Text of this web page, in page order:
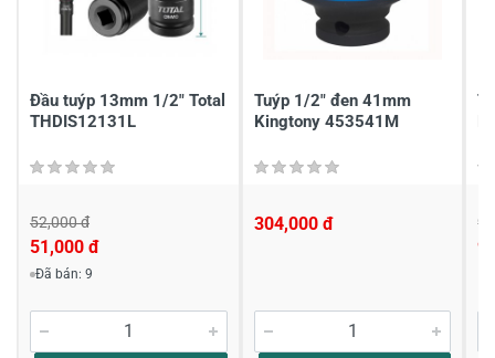
Chia sẻ nhận xét về sản phẩm
Viết nhận xét về sản phẩm
Đánh giá sao
Đầu tuýp 13mm 1/2" Total
THDIS12131L
52,000 đ
51,000 đ
Đã bán: 9
Tuýp 1/2" đen 41mm
Kingtony 453541M
304,000 đ